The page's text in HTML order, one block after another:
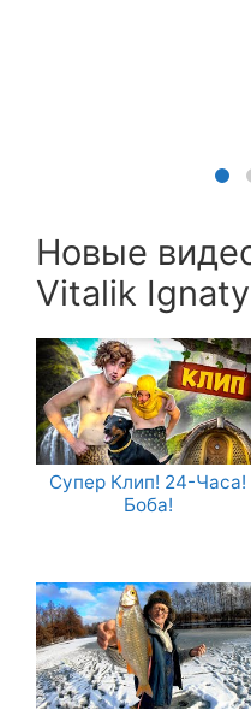
Новые
Vitalik
Супер Клип! 24-Часа!
Боба!